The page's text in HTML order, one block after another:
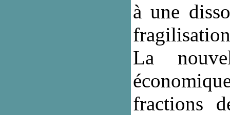
à une
La
fractions